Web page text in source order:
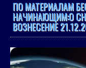
ПО МАТЕРИАЛАМ
НАЧИНАЮЩИМ:О
ВОЗНЕСЕНИЕ